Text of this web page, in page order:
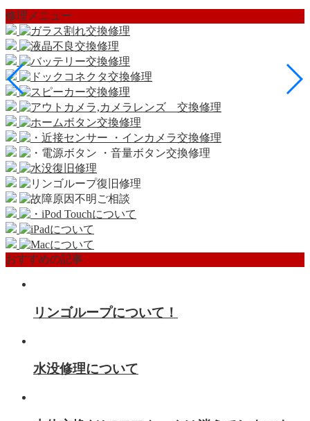
修理メニュー
おすすめの記事
リンゴループについて！
水没修理について